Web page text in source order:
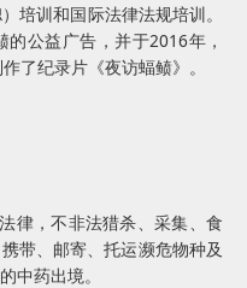
培训和国际法律法规培训。
的公益广告，并于2016年，
了纪录片《夜访蝠鲼》。
律，不非法猎杀、采集、食
带、邮寄、托运濒危物种及
中药出境。